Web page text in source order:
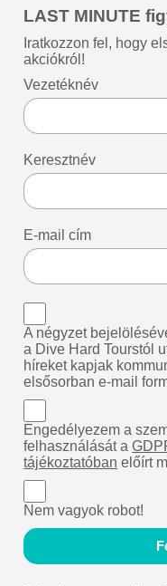
LAST MINUTE
Iratkozzon fel, hogy
akciókról!
Vezetéknév
Keresztnév
E-mail cím
A négyzet
a Dive Hard Tourstól
híreket kapjak
elsősorban e-mail
Engedélyezem a
felhasználását a
tájékoztatóban előírt
Nem vagyok robot!